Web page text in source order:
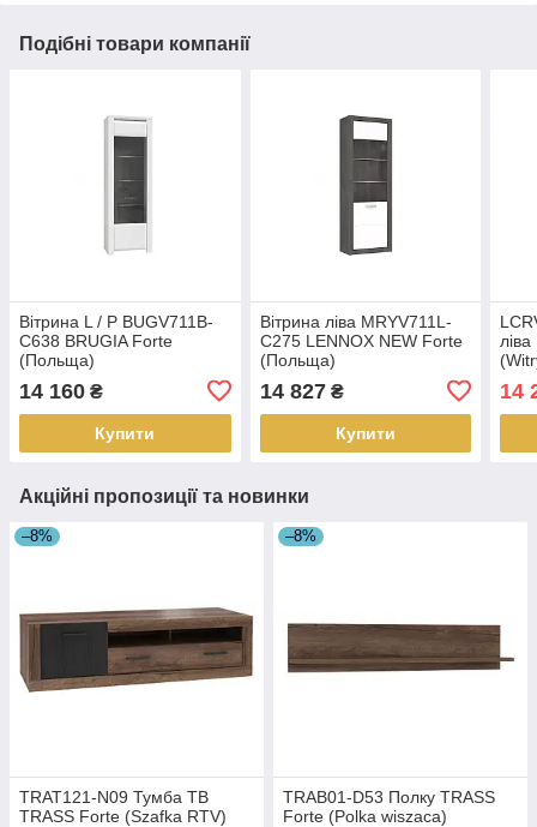
Подібні товари компанії
Вітрина L / P BUGV711B-
C638 BRUGIA Forte
(Польща)
14 160 ₴
Купити
Вітрина ліва MRYV711L-
C275 LENNOX NEW Forte
(Польща)
14 827₴
Купити
14
Акційні пропозиції та новинки
–8%
TRAT121-N09 Тумба ТВ
TRASS Forte (Szafka RTV)
–8%
TRAB01-D53 Полку TRASS
Forte (Polka wiszaca)